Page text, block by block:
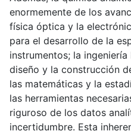
enormemente de los
física óptica y la
para el desarrollo de la
instrumentos; la
diseño y la construcción
las matemáticas y la
las herramientas
riguroso de los datos
incertidumbre. Esta